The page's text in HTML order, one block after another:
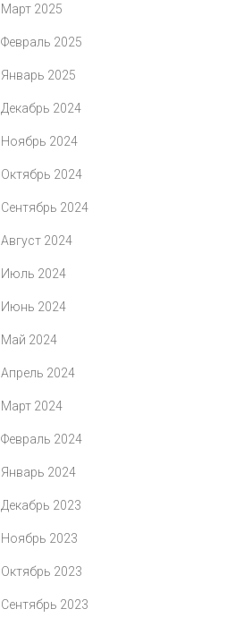
Март 2025
Февраль 2025
Январь 2025
Декабрь 2024
Ноябрь 2024
Октябрь 2024
Сентябрь 2024
Август 2024
Июль 2024
Июнь 2024
Май 2024
Апрель 2024
Март 2024
Февраль 2024
Январь 2024
Декабрь 2023
Ноябрь 2023
Октябрь 2023
Сентябрь 2023